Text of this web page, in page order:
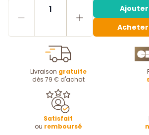
1
Livraison gratuite
dès 79 € d'achat
Satisfait
ou remboursé